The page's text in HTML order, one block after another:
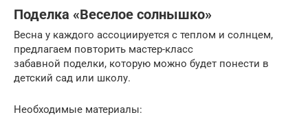
Поделка «Веселое солнышко»
Весна у каждого ассоциируется с теплом и солнцем,
предлагаем повторить мастер-класс
забавной поделки, которую можно будет понести в
детский сад или школу.
Необходимые материалы: